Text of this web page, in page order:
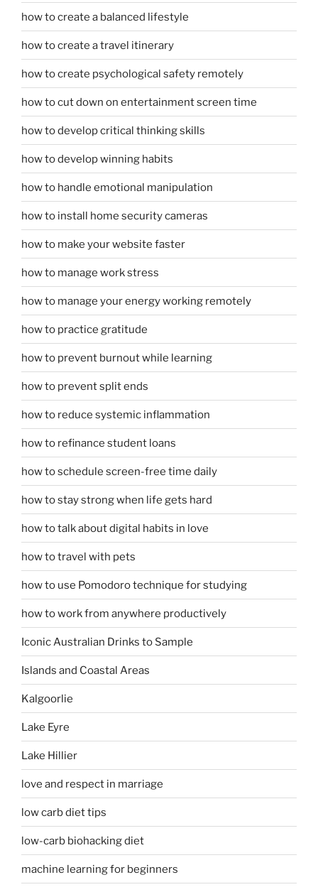
how to create a balanced lifestyle
how to create a travel itinerary
how to create psychological safety remotely
how to cut down on entertainment screen time
how to develop critical thinking skills
how to develop winning habits
how to handle emotional manipulation
how to install home security cameras
how to make your website faster
how to manage work stress
how to manage your energy working remotely
how to practice gratitude
how to prevent burnout while learning
how to prevent split ends
how to reduce systemic inflammation
how to refinance student loans
how to schedule screen-free time daily
how to stay strong when life gets hard
how to talk about digital habits in love
how to travel with pets
how to use Pomodoro technique for studying
how to work from anywhere productively
Iconic Australian Drinks to Sample
Islands and Coastal Areas
Kalgoorlie
Lake Eyre
Lake Hillier
love and respect in marriage
low carb diet tips
low-carb biohacking diet
machine learning for beginners